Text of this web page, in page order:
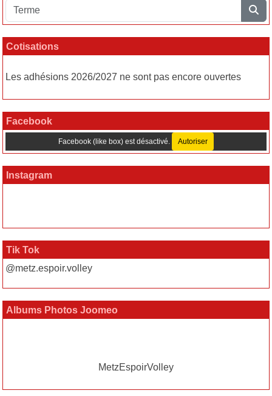
Cotisations
Les adhésions 2026/2027 ne sont pas encore ouvertes
Facebook
Facebook (like box) est désactivé. Autoriser
Instagram
Tik Tok
@metz.espoir.volley
Albums Photos Joomeo
MetzEspoirVolley